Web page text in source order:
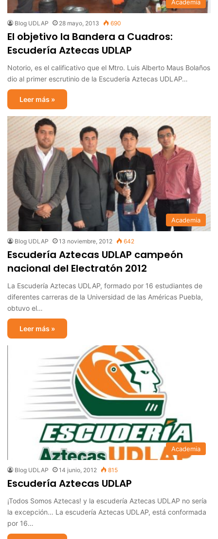
Academia
Blog UDLAP 28 mayo, 2013 690
El objetivo la Bandera a Cuadros:
Escudería Aztecas UDLAP
Notorio, es el calificativo que el Mtro. Luis Alberto Maus Bolaños
dio al primer escrutinio de la Escudería Aztecas UDLAP…
Leer más »
Academia
Blog UDLAP 13 noviembre, 2012 642
Escudería Aztecas UDLAP campeón
nacional del Electratón 2012
La Escudería Aztecas UDLAP, formado por 16 estudiantes de
diferentes carreras de la Universidad de las Américas Puebla,
obtuvo el…
Leer más »
Academia
Blog UDLAP 14 junio, 2012 815
Escudería Aztecas UDLAP
¡Todos Somos Aztecas! y la escudería Aztecas UDLAP no sería
la excepción… La escudería Aztecas UDLAP, está conformada
por 16…